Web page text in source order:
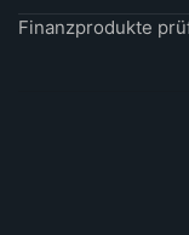
Finanzprodukte